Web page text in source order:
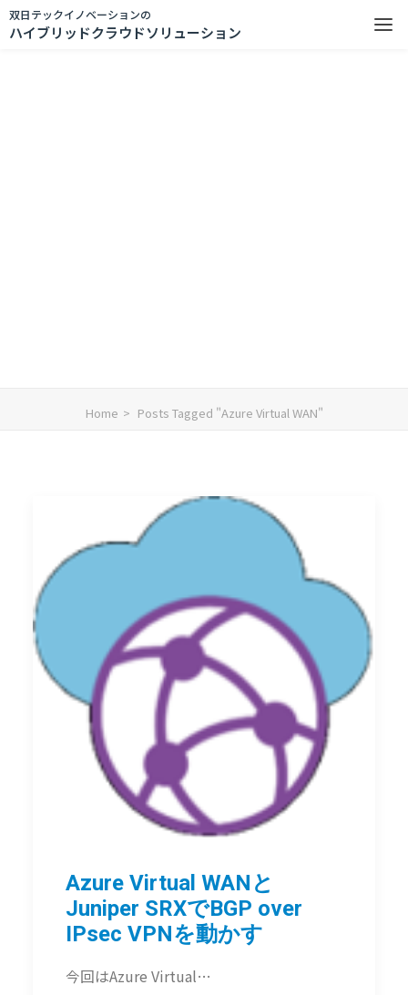
双日テックイノベーションの
ハイブリッドクラウドソリューション
Home Posts Tagged "Azure Virtual WAN"
Azure Virtual WANと
Juniper SRXでBGP over
IPsec VPNを動かす
今回はAzure Virtual…